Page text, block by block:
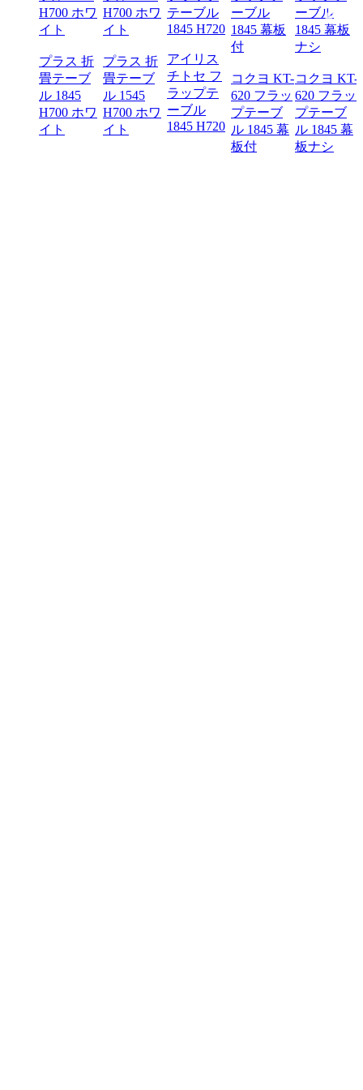
プラス 折
畳テーブ
ル 1845
H700 ホワ
イト
プラス 折
畳テーブ
ル 1545
H700 ホワ
イト
アイリス
チトセ フ
ラップテ
ーブル
1845 H720
コクヨ KT-
620 フラッ
プテーブ
ル 1845 幕
板付
コクヨ KT-
620 フラッ
プテーブ
ル 1845 幕
板ナシ